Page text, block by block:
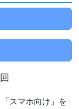
スマホ向け」を